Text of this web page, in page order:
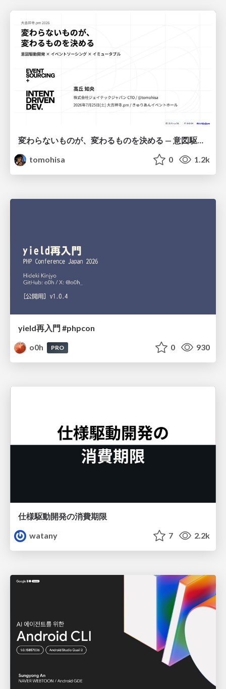
変わらないものが、変わるものを決める — 意図駆動開発 × イベントソーシング × イミュータブル | What Doesn't Change Decides What Can — IDD × Event Sourcing × Immutability
tomohisa
0 1.2k
yield再入門 #phpcon
o0h
PRO 0 930
仕様駆動開発の消費期限
watany
7 2.2k